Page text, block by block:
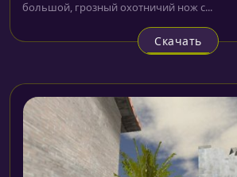
большой, грозный охотничий нож с...
Скачать